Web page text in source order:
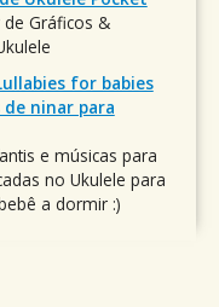
Gráficos &
for babies
de ninar para
e músicas para
no Ukulele para
a dormir :)